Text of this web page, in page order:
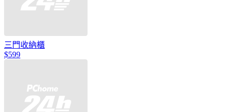
三門收納櫃
$599